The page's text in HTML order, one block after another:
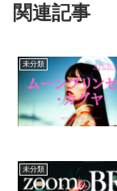
関連記事
未分類
未分類